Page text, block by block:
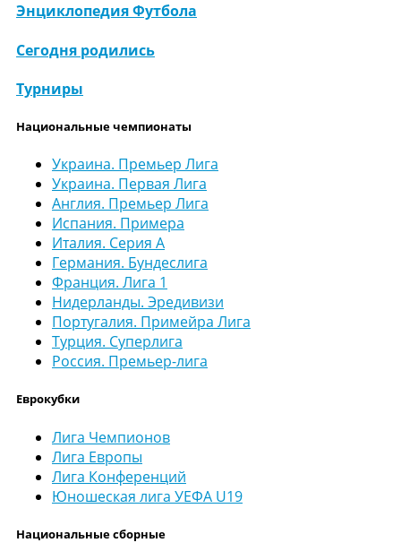
Энциклопедия Футбола
Сегодня родились
Турниры
Национальные чемпионаты
Украина. Премьер Лига
Украина. Первая Лига
Англия. Премьер Лига
Испания. Примера
Италия. Серия А
Германия. Бундеслига
Франция. Лига 1
Нидерланды. Эредивизи
Португалия. Примейра Лига
Турция. Суперлига
Россия. Премьер-лига
Еврокубки
Лига Чемпионов
Лига Европы
Лига Конференций
Юношеская лига УЕФА U19
Национальные сборные